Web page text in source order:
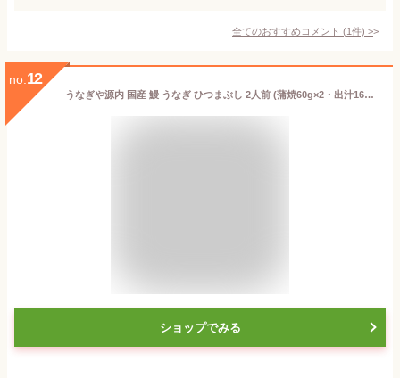
全てのおすすめコメント (1件) >
no. 12
うなぎや源内 国産 鰻 うなぎ ひつまぶし 2人前 (蒲焼60g×2・出汁160g×2) タレ 薬味付き ギフト 詰め合わせ 箱入 土用 丑の日 / UNHM2
ショップでみる